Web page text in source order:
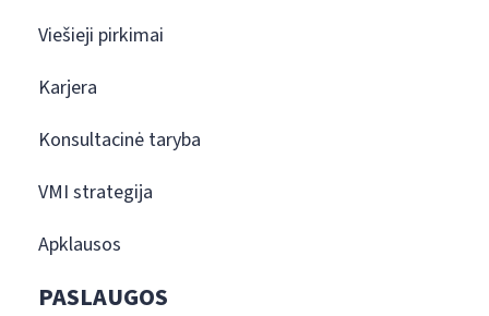
Viešieji pirkimai
Karjera
Konsultacinė taryba
VMI strategija
Apklausos
PASLAUGOS